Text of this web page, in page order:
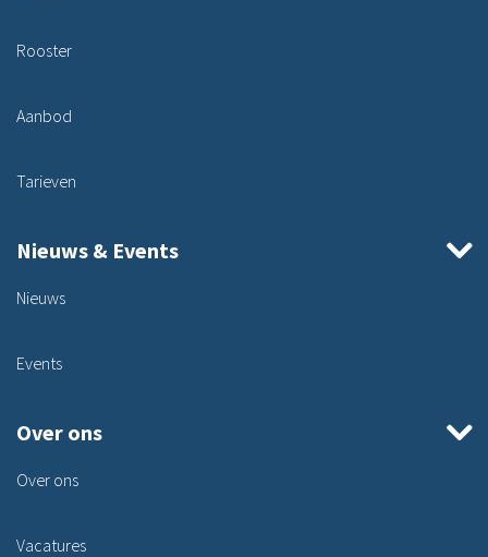
Rooster
Aanbod
Tarieven
Nieuws & Events
Nieuws
Events
Over ons
Over ons
Vacatures